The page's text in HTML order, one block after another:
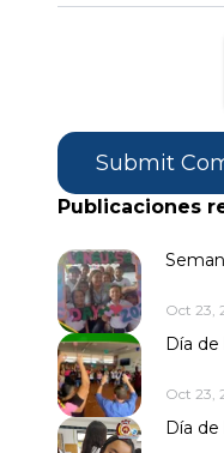
Publicaciones
Oct 23,
Día
Oct 23,
Día de